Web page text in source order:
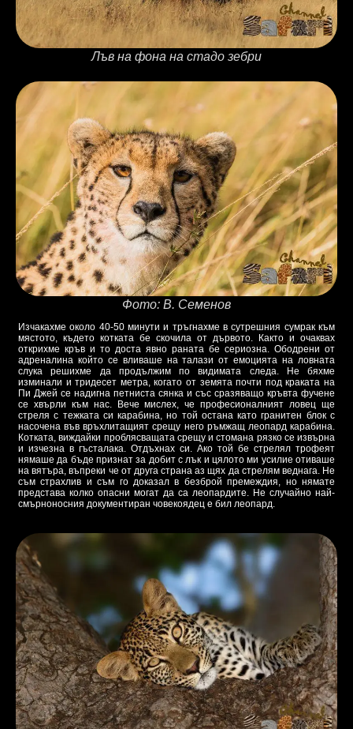
Лъв на фона на стадо зебри
Фото: В. Семенов
Изчакахме около 40-50 минути и тръгнахме в сутрешния сумрак към
мястото, където котката бе скочила от дървото. Както и очаквах
открихме кръв и то доста явно раната бе сериозна. Ободрени от
адреналина който се вливаше на талази от емоцията на ловната
слука решихме да продължим по видимата следа. Не бяхме
изминали и тридесет метра, когато от земята почти под краката на
Пи Джей се надигна петниста сянка и със сразяващо кръвта фучене
се хвърли към нас. Вече мислех, че професионалният ловец ще
стреля с тежката си карабина, но той остана като гранитен блок с
насочена във връхлитащият срещу него ръмжащ леопард карабина.
Котката, виждайки проблясващата срещу и стомана рязко се извърна
и изчезна в гъсталака. Отдъхнах си. Ако той бе стрелял трофеят
нямаше да бъде признат за добит с лък и цялото ми усилие отиваше
на вятъра, въпреки че от друга страна аз щях да стрелям веднага. Не
съм страхлив и съм го доказал в безброй премеждия, но нямате
представа колко опасни могат да са леопардите. Не случайно най-
смърноносния документиран човекоядец е бил леопард.